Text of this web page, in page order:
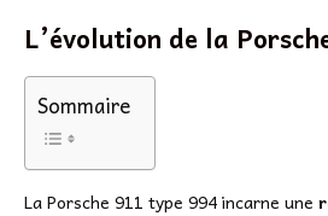
L’évolution de la
Sommaire
La Porsche 911 type 994 incarne une